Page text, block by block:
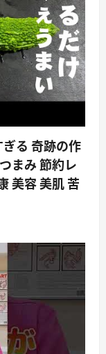
る 奇跡の作
まみ 節約レ
美容 美肌 苦